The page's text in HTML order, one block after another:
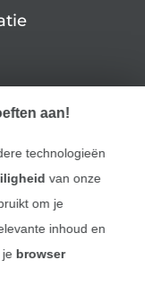
de
Françaisnaar de
aan!
technologieën
van onze
om je
inhoud en
browser